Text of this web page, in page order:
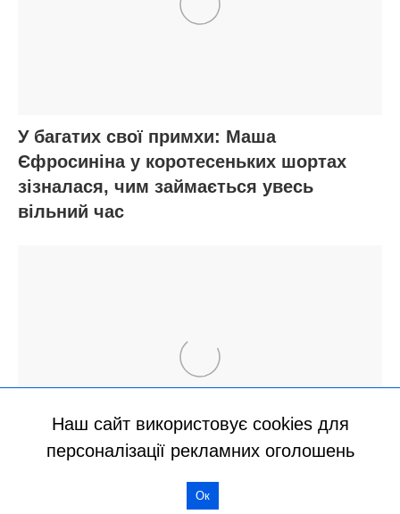
Наш сайт використовує cookies для
персоналізації рекламних оголошень
Ок